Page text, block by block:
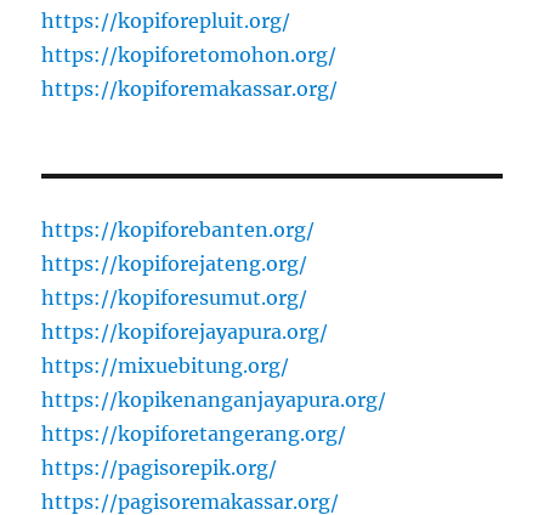
https://kopiforepluit.org/
https://kopiforetomohon.org/
https://kopiforemakassar.org/
https://kopiforebanten.org/
https://kopiforejateng.org/
https://kopiforesumut.org/
https://kopiforejayapura.org/
https://mixuebitung.org/
https://kopikenanganjayapura.org/
https://kopiforetangerang.org/
https://pagisorepik.org/
https://pagisoremakassar.org/